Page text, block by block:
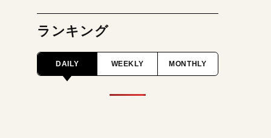
ランキング
DAILY WEEKLY MONTHLY